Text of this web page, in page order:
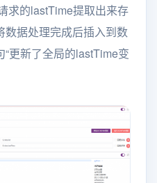
求的lastTime提取出来存
数据处理完成后插入到数
更新了全局的lastTime变